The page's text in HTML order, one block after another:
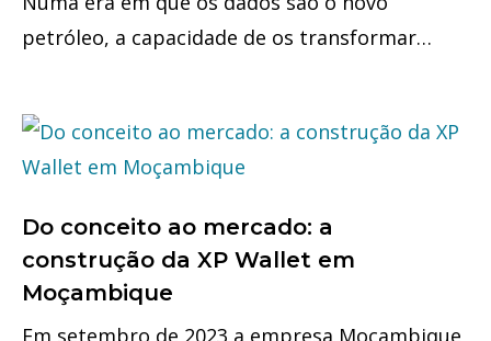
petróleo, a capacidade de os transformar…
Do conceito ao mercado: a
construção da XP Wallet em
Moçambique
Em setembro de 2023 a empresa Moçambique